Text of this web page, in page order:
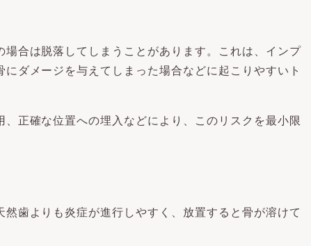
合は脱落してしまうことがあります。これは、インプ
ダメージを与えてしまった場合などに起こりやすいト
正確な位置への埋入などにより、このリスクを最小限
歯よりも炎症が進行しやすく、放置すると骨が溶けて